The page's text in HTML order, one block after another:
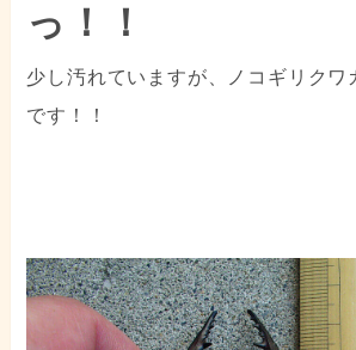
っ！！
少し汚れていますが、ノコギリク
です！！